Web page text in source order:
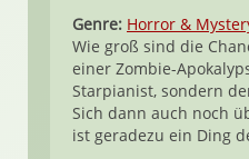
Genre: Horror &
Wie groß sind die
einer Zombie-
Starpianist, sondern
Sich dann auch noch
ist geradezu ein Ding